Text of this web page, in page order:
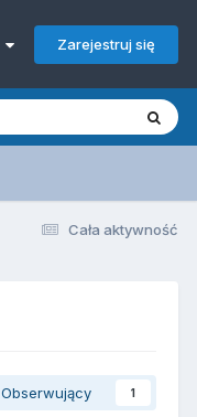
Zarejestruj się
Cała aktywność
Obserwujący 1